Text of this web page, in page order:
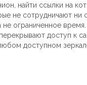
найти ссылки на
не сотрудничают ни
ограниченное
доступ к
доступном